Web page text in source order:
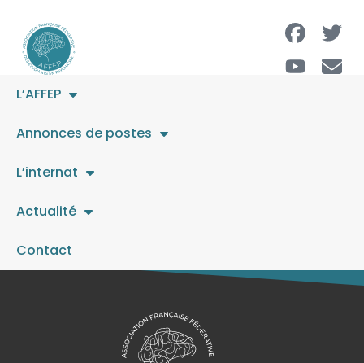
L’AFFEP
Annonces de postes
L’internat
Actualité
Contact
Psychiatre